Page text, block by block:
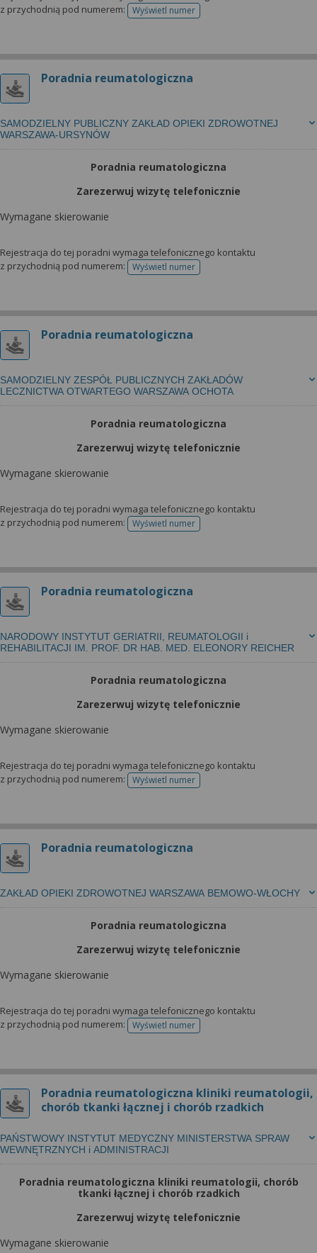
z przychodnią pod numerem:
Wyświetl numertelefonu do rejestracji
Poradnia reumatologiczna
SAMODZIELNY PUBLICZNY ZAKŁAD OPIEKI ZDROWOTNEJ
WARSZAWA-URSYNÓW
Poradnia reumatologiczna
Zarezerwuj wizytę telefonicznie
Wymagane skierowanie
Rejestracja do tej poradni wymaga telefonicznego kontaktu
z przychodnią pod numerem:
Wyświetl numertelefonu do rejestracji
Poradnia reumatologiczna
SAMODZIELNY ZESPÓŁ PUBLICZNYCH ZAKŁADÓW
LECZNICTWA OTWARTEGO WARSZAWA OCHOTA
Poradnia reumatologiczna
Zarezerwuj wizytę telefonicznie
Wymagane skierowanie
Rejestracja do tej poradni wymaga telefonicznego kontaktu
z przychodnią pod numerem:
Wyświetl numertelefonu do rejestracji
Poradnia reumatologiczna
NARODOWY INSTYTUT GERIATRII, REUMATOLOGII i
REHABILITACJI IM. PROF. DR HAB. MED. ELEONORY REICHER
Poradnia reumatologiczna
Zarezerwuj wizytę telefonicznie
Wymagane skierowanie
Rejestracja do tej poradni wymaga telefonicznego kontaktu
z przychodnią pod numerem:
Wyświetl numertelefonu do rejestracji
Poradnia reumatologiczna
ZAKŁAD OPIEKI ZDROWOTNEJ WARSZAWA BEMOWO-WŁOCHY
Poradnia reumatologiczna
Zarezerwuj wizytę telefonicznie
Wymagane skierowanie
Rejestracja do tej poradni wymaga telefonicznego kontaktu
z przychodnią pod numerem:
Wyświetl numertelefonu do rejestracji
Poradnia reumatologiczna kliniki reumatologii,
chorób tkanki łącznej i chorób rzadkich
PAŃSTWOWY INSTYTUT MEDYCZNY MINISTERSTWA SPRAW
WEWNĘTRZNYCH i ADMINISTRACJI
Poradnia reumatologiczna kliniki reumatologii, chorób
tkanki łącznej i chorób rzadkich
Zarezerwuj wizytę telefonicznie
Wymagane skierowanie